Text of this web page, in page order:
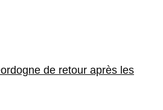
de retour après les